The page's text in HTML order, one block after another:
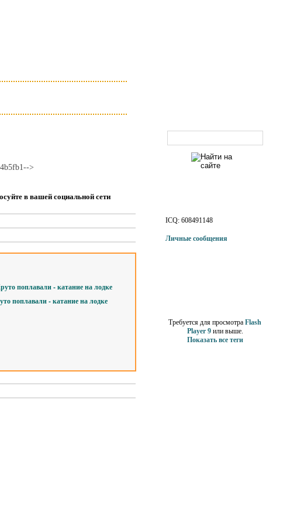
>
в вашей социальной сети
поплавали - катание на лодке
ICQ: 608491148
Личные сообщения
Требуется для просмотра Flash
Player 9или выше.
Показать все теги